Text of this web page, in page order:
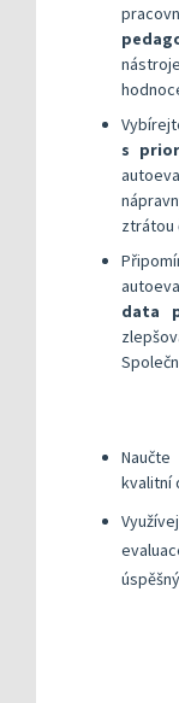
s
ztrátou
data
kvalitní